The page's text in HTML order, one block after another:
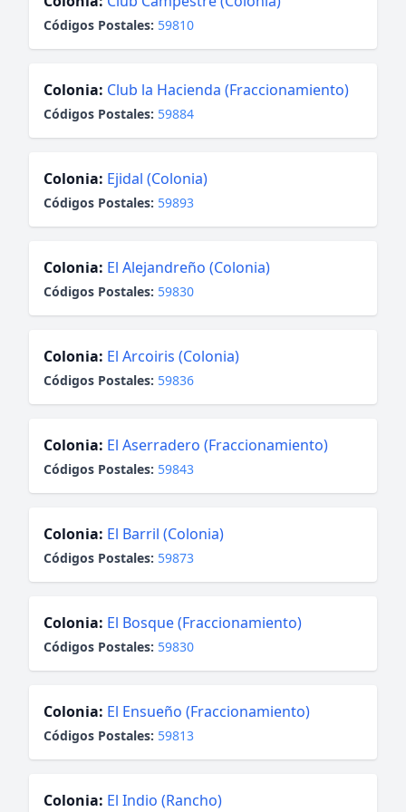
Códigos Postales: 59810
Colonia: Club la Hacienda (Fraccionamiento)
Códigos Postales: 59884
Colonia: Ejidal (Colonia)
Códigos Postales: 59893
Colonia: El Alejandreño (Colonia)
Códigos Postales: 59830
Colonia: El Arcoiris (Colonia)
Códigos Postales: 59836
Colonia: El Aserradero (Fraccionamiento)
Códigos Postales: 59843
Colonia: El Barril (Colonia)
Códigos Postales: 59873
Colonia: El Bosque (Fraccionamiento)
Códigos Postales: 59830
Colonia: El Ensueño (Fraccionamiento)
Códigos Postales: 59813
Colonia: El Indio (Rancho)